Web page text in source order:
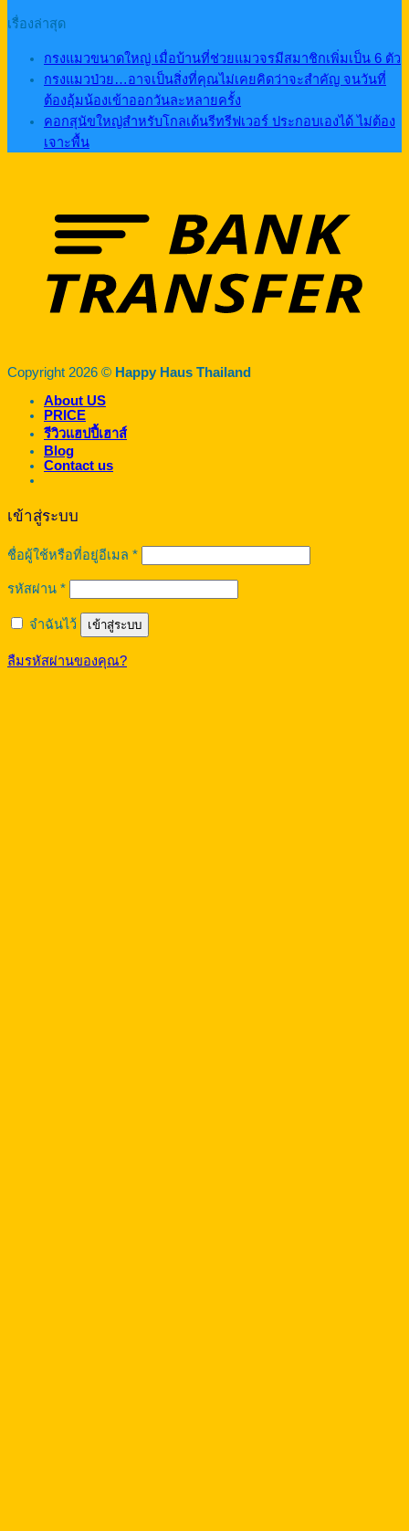
เรื่องล่าสุด
กรงแมวขนาดใหญ่ เมื่อบ้านที่ช่วยแมวจรมีสมาชิกเพิ่มเป็น 6 ตัว
กรงแมวป่วย…อาจเป็นสิ่งที่คุณไม่เคยคิดว่าจะสำคัญ จนวันที่
ต้องอุ้มน้องเข้าออกวันละหลายครั้ง
คอกสุนัขใหญ่สำหรับโกลเด้นรีทรีฟเวอร์ ประกอบเองได้ ไม่ต้อง
เจาะพื้น
Copyright 2026 © Happy Haus Thailand
About US
PRICE
รีวิวแฮปปี้เฮาส์
Blog
Contact us
เข้าสู่ระบบ
ชื่อผู้ใช้หรือที่อยู่อีเมล *ต้องการ
รหัสผ่าน *ต้องการ
จำฉันไว้ เข้าสู่ระบบ
ลืมรหัสผ่านของคุณ?